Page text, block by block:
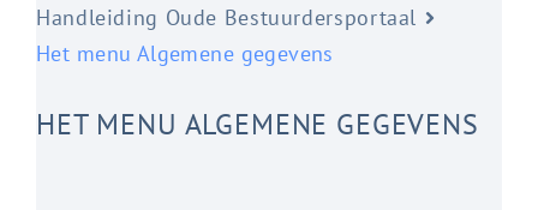
Handleiding Oude Bestuurdersportaal
Het menu Algemene gegevens
HET MENU ALGEMENE GEGEVENS